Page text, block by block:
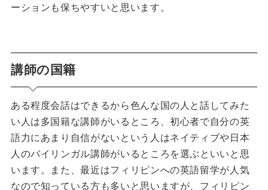
ーションも保ちやすいと思います。
講師の国籍
ある程度会話はできるから色んな国の人と話してみた
い人は多国籍な講師がいるところ、初心者で自分の英
語力にあまり自信がないという人はネイティブや日本
人のバイリンガル講師がいるところを選ぶといいと思
います。また、最近はフィリピンへの英語留学が人気
なので知っている方も多いと思いますが、フィリピン